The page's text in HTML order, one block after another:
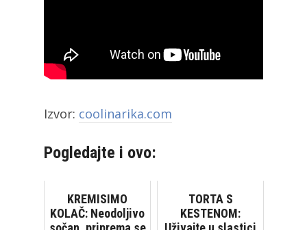
Izvor: coolinarika.com
Pogledajte i ovo:
KREMISIMO
KOLAČ: Neodoljivo
TORTA S
KESTENOM: